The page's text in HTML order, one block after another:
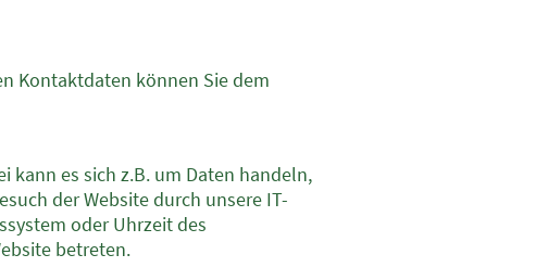
Kontaktdaten können Sie dem
kann es sich z.B. um Daten handeln,
der Website durch unsere IT-
oder Uhrzeit des
betreten.